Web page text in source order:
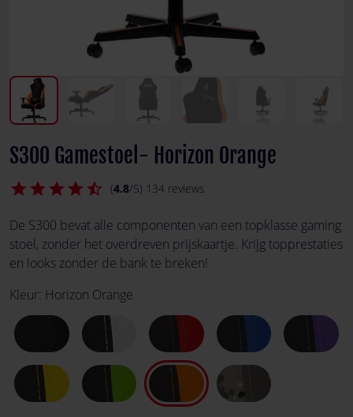
S300 Gamestoel- Horizon Orange
star_half
star
star
star
star (4.8/5) 134 reviews
De S300 bevat alle componenten van een topklasse gaming
stoel, zonder het overdreven prijskaartje. Krijg topprestaties
en looks zonder de bank te breken!
Kleur: Horizon Orange